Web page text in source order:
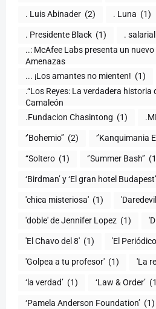
. Luis Abinader (2) . Luna (1)
. Presidente Black (1) . salarial
..: McAfee Labs presenta un
... ¡Los amantes no mienten! (1)
.“Los Reyes: La verdadera historia
Camaleón
.Fundacion Chasintong (1)
‘’Bohemio’’ (2) ‘’Kanquimania
‘‘Soltero (1) ‘’Summer Bash’’
‘Birdman’ y ‘El gran hotel Budapest’
'chica misteriosa' (1)
'doble' de Jennifer Lopez (1)
'El Chavo del 8' (1) 'El
'Golpea a tu profesor' (1) 'La
‘la verdad’ (1) ‘Law & Order’
‘Pamela Anderson Foundation’ (1)